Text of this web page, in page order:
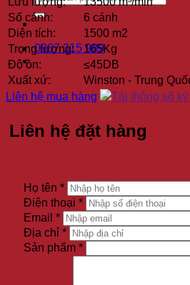
0907 315 989
Số cánh:
6 cánh
Diện tích:
1500 m2
Trọng lượng:
165Kg
Độ ồn:
≤45DB
Xuất xứ:
Winston - Trung
Liên hệ mua hàng
Tải thông số
Liên hệ đặt hàng
Họ tên *
Điện thoại *
Email *
Địa chỉ *
Sản phẩm *